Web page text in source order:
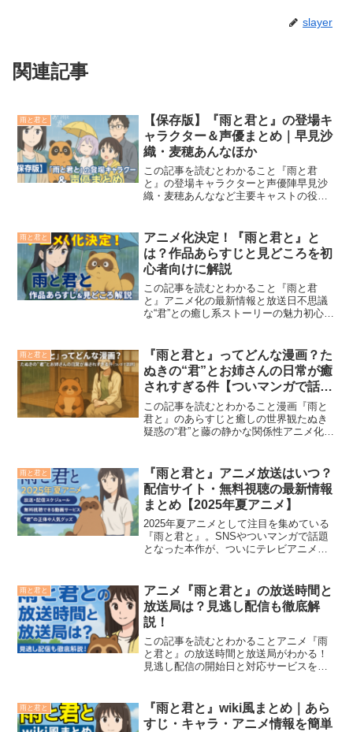
slayer
関連記事
雨と君と
【保存版】『雨と君と』の登場キ
ャラクター＆声優まとめ｜早見沙
織・麦穂あんなほか
この記事を読むとわかること『雨と君
と』の登場キャラクターと声優陣早見沙
織・麦穂あんななど主要キャストの役ど
君と』では、雨の日に出会った不思議
な“犬”と小説家の女性が...
雨と君と
アニメ化決定！『雨と君と』と
は？作品あらすじと見どころを初
心者向けに解説
この記事を読むとわかること『雨と君
と』アニメ化の最新情報と放送日不思議
な“君”との癒し系ストーリーの魅力初心者
の日に出会う不思議な“犬（？）”との絆を
描く、この心...
雨と君と
『雨と君と』ってどんな漫画？た
ぬきの“君”とお姉さんの日常が癒
されすぎる件【ついマンガで話
題】
この記事を読むとわかること漫画『雨と
君と』のあらすじと癒しの世界観たぬき
疑惑の“君”と藤の静かな関係性アニメ化や
夜に出会った不思議なたぬき、“君”との生
活を描く癒し系シ...
雨と君と
『雨と君と』アニメ放送はいつ？
配信サイト・無料視聴の最新情報
まとめ【2025年夏アニメ】
2025年夏アニメとして注目を集めている
『雨と君と』。SNSやついマンガで話題
となった本作が、ついにテレビアニメ化
と君と』の放送・配信スケジュール無料
視聴できる動画サー...
雨と君と
アニメ『雨と君と』の放送時間と
放送局は？見逃し配信も徹底解
説！
この記事を読むとわかることアニメ『雨
と君と』の放送時間と放送局がわかる！
見逃し配信の開始日と対応サービスを一
注目を集めている『雨と君と』。放送時
間が気になっている...
雨と君と
『雨と君と』wiki風まとめ｜あら
すじ・キャラ・アニメ情報を簡単